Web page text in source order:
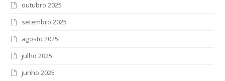
outubro 2025
setembro 2025
agosto 2025
julho 2025
junho 2025